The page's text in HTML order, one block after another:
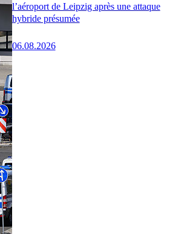
l’aéroport de Leipzig après une attaque
hybride présumée
06.08.2026